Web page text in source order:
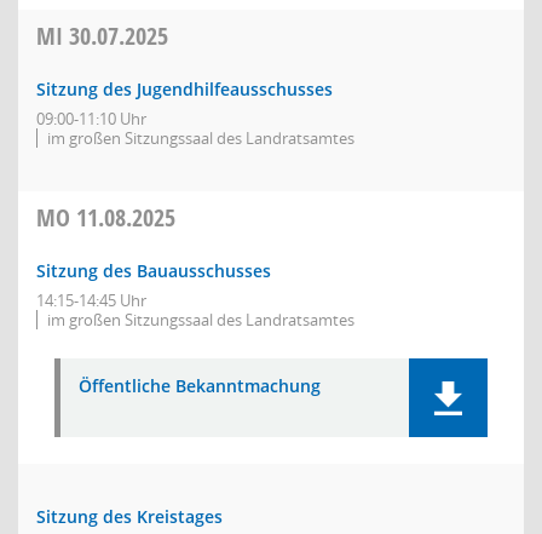
MI 30.07.2025
Sitzung des Jugendhilfeausschusses
09:00-11:10 Uhr
im großen Sitzungssaal des Landratsamtes
MO 11.08.2025
Sitzung des Bauausschusses
14:15-14:45 Uhr
im großen Sitzungssaal des Landratsamtes
Öffentliche Bekanntmachung
Sitzung des Kreistages